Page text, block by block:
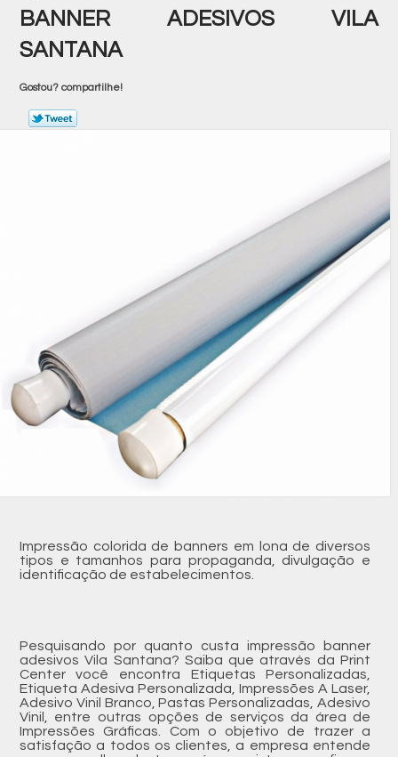
BANNER ADESIVOS VILA
SANTANA
Gostou? compartilhe!
Impressão colorida de banners em lona de diversos
tipos e tamanhos para propaganda, divulgação e
identificação de estabelecimentos.
Pesquisando por quanto custa impressão banner
adesivos Vila Santana? Saiba que através da Print
Center você encontra Etiquetas Personalizadas,
Etiqueta Adesiva Personalizada, Impressões A Laser,
Adesivo Vinil Branco, Pastas Personalizadas, Adesivo
Vinil, entre outras opções de serviços da área de
Impressões Gráficas. Com o objetivo de trazer a
satisfação a todos os clientes, a empresa entende